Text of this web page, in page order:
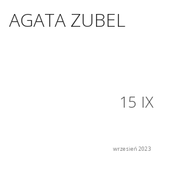
AGATA ZUBEL
15 IX
wrzesień 2023